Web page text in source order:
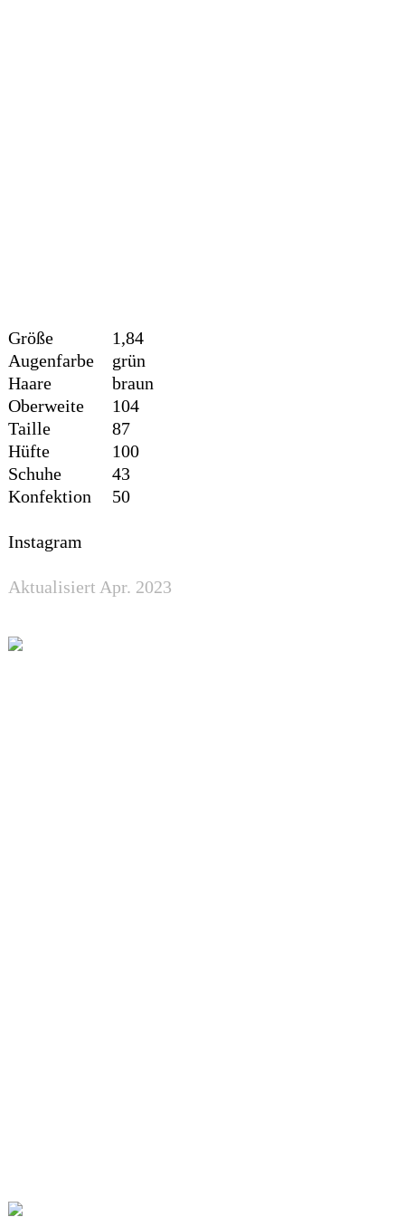
Größe
1,84
Augenfarbe
grün
Haare
braun
Oberweite
104
Taille
87
Hüfte
100
Schuhe
43
Konfektion
50
Instagram
Aktualisiert Apr. 2023